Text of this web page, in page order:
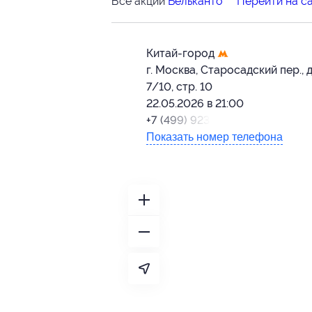
Китай-город
г. Москва, Старосадский пер.,
7/10, стр. 10
22.05.2026 в 21:00
+7 (499) 923-22-78
Показать номер телефона